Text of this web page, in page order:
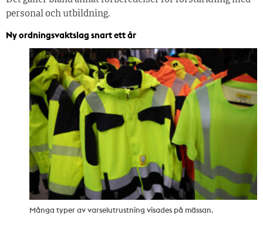
personal och utbildning.
Ny ordningsvaktslag snart ett år
Många typer av varselutrustning visades på mässan.